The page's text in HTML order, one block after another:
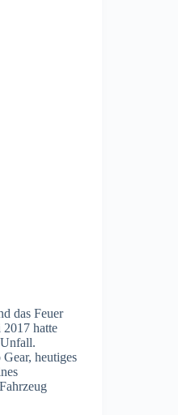
das Feuer
hatte
heutiges